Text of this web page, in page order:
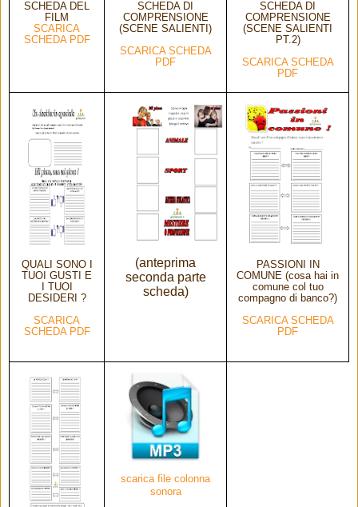
SCHEDA DEL
FILM
SCARICA
SCHEDA PDF
SCHEDA DI
COMPRENSIONE
(SCENE SALIENTI)
SCARICA SCHEDA
PDF
SCHEDA DI
COMPRENSIONE
(SCENE SALIENTI
PT.2)
SCARICA SCHEDA
PDF
QUALI SONO I
TUOI GUSTI E
I TUOI
DESIDERI ?
SCARICA
SCHEDA PDF
(anteprima
seconda parte
scheda)
PASSIONI IN
COMUNE (cosa hai in
comune col tuo
compagno di banco?)
SCARICA SCHEDA
PDF
scarica file colonna
sonora